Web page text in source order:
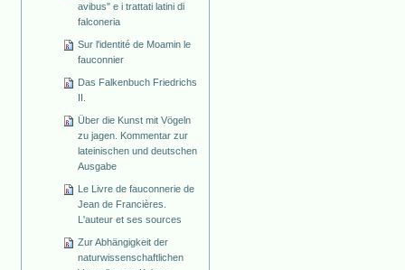
avibus" e i trattati latini di
falconeria
Sur l'identité de Moamin le
fauconnier
Das Falkenbuch Friedrichs
Über die Kunst mit Vögeln
zu jagen. Kommentar zur
lateinischen und deutschen
Ausgabe
Le Livre de fauconnerie de
Jean de Francières.
L'auteur et ses sources
Zur Abhängigkeit der
naturwissenschaftlichen